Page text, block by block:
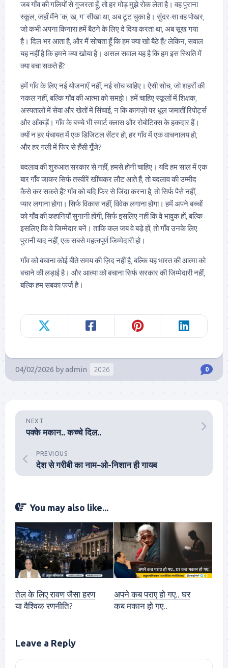
जब गाँव की गलियों से गुजरता हूँ, तो हर मोड़ मुझे रोक लेता है। वह पुराना
स्कूल, जहाँ मैंने ‘क, ख, ग’ सीखा था, अब टूट चुका है। सुंदर-सा वह पोखर,
जो कभी अपना किनारा हमें बैठने के लिए दे दिया करता था, अब सूख गया
है। दिल भर आता है, और मैं सोचता हूँ कि हम क्या खो बैठे हैं? लेकिन, सवाल
यह नहीं है कि हमने क्या खोया है। असल सवाल यह है कि हम इस स्थिति में
क्या बचा सकते हैं?
हमें गाँव के लिए नई योजनाएँ नहीं, नई सोच चाहिए। ऐसी सोच, जो शहरों की
नकल नहीं, बल्कि गाँव की आत्मा को समझे। हमें चाहिए स्कूलों में शिक्षक,
अस्पतालों में सेवा और खेतों में सिंचाई, न कि कागज़ों पर धूल जमातीं रिपोर्ट्स
और आँकड़ें। गाँव के बच्चे भी स्मार्ट क्लास और रोबोटिक्स के हकदार हैं।
क्यों न हर पंचायत में एक डिजिटल सेंटर हो, हर गाँव में एक वाचनालय हो,
और हर गली में फिर से हँसी गूँजे?
बदलाव की शुरुआत सरकार से नहीं, हमसे होनी चाहिए। यदि हम साल में एक
बार गाँव जाकर सिर्फ तस्वीरें खींचकर लौट आते हैं, तो बदलाव की उम्मीद
कैसे कर सकते हैं? गाँव को यदि फिर से जिंदा करना है, तो सिर्फ पैसे नहीं,
प्यार लगाना होगा। सिर्फ विकास नहीं, विवेक लगाना होगा। हमें अपने बच्चों
को गाँव की कहानियाँ सुनानी होंगी, सिर्फ इसलिए नहीं कि वे भावुक हों, बल्कि
इसलिए कि वे जिम्मेदार बनें। ताकि कल जब वे बड़े हों, तो गाँव उनके लिए
पुरानी याद नहीं, एक सबसे महत्वपूर्ण जिम्मेदारी हो।
गाँव को बचाना कोई बीते समय की ज़िद नहीं है, बल्कि यह भारत की आत्मा को
बचाने की लड़ाई है। और आत्मा को बचाना सिर्फ सरकार की जिम्मेदारी नहीं,
बल्कि हम सबका फर्ज़ है।
04/02/2026 byadmin 2026 0
NEXT
पक्के मकान.. कच्चे दिल..
PREVIOUS
देश से गरीबी का नाम-ओ-निशान ही गायब
You may also like...
तेल के लिए रावण जैसा हरण
या वैश्विक रणनीति?
अपने कब पराए हो गए.. घर
कब मकान हो गए..
Leave a Reply